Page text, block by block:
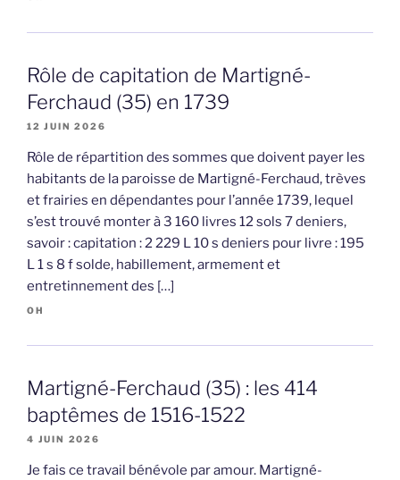
Rôle de capitation de Martigné-
Ferchaud (35) en 1739
12 JUIN 2026
Rôle de répartition des sommes que doivent payer les
habitants de la paroisse de Martigné-Ferchaud, trèves
et frairies en dépendantes pour l’année 1739, lequel
s’est trouvé monter à 3 160 livres 12 sols 7 deniers,
savoir : capitation : 2 229 L 10 s deniers pour livre : 195
L 1 s 8 f solde, habillement, armement et
entretinnement des […]
OH
Martigné-Ferchaud (35) : les 414
baptêmes de 1516-1522
4 JUIN 2026
Je fais ce travail bénévole par amour. Martigné-